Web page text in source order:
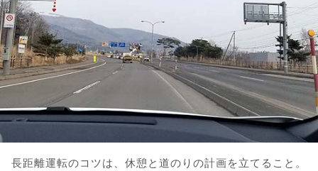
長距離運転のコツは、休憩と道のりの計画を立てること。